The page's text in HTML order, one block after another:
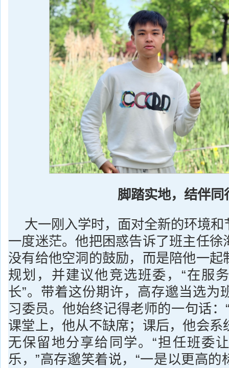
脚踏实地，结伴同
大一刚入学时，面对全新的环境
一度迷茫。他把困惑告诉了班主任徐
没有给他空洞的鼓励，而是陪他一起
规划，并建议他竞选班委，“在服
长”。带着这份期许，高存邈当选为
习委员。他始终记得老师的一句话：
课堂上，他从不缺席；课后，他会系
无保留地分享给同学。“担任班委
乐，”高存邈笑着说，“一是以更高的